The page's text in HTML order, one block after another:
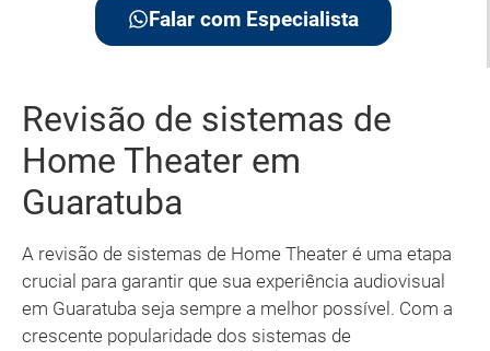
Falar com Especialista
Revisão de sistemas de
Home Theater em
Guaratuba
A revisão de sistemas de Home Theater é uma etapa
crucial para garantir que sua experiência audiovisual
em Guaratuba seja sempre a melhor possível. Com a
crescente popularidade dos sistemas de